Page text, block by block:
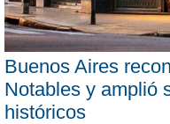
Buenos Aires
Notables y amplió
históricos